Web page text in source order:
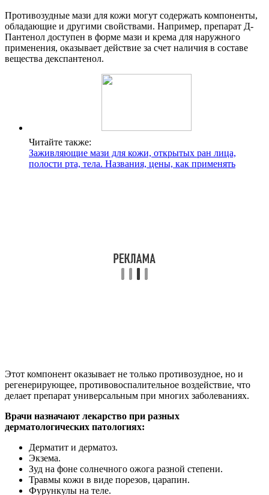
Противозудные мази для кожи могут содержать компоненты,
обладающие и другими свойствами. Например, препарат Д-
Пантенол доступен в форме мази и крема для наружного
применения, оказывает действие за счет наличия в составе
вещества декспантенол.
Читайте также:
Заживляющие мази для кожи, открытых ран лица,
полости рта, тела. Названия, цены, как применять
Этот компонент оказывает не только противозудное, но и
регенерирующее, противовоспалительное воздействие, что
делает препарат универсальным при многих заболеваниях.
Врачи назначают лекарство при разных
дерматологических патологиях:
Дерматит и дерматоз.
Экзема.
Зуд на фоне солнечного ожога разной степени.
Травмы кожи в виде порезов, царапин.
Фурункулы на теле.